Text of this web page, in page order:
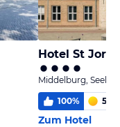
Hotel St
Middelburg,
100% 5,0
Zum Hotel